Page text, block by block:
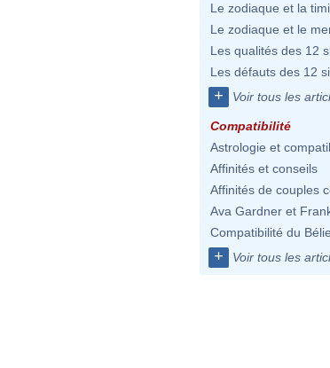
Le zodiaque et la
Le zodiaque et le
Les qualités des 12
Les défauts des 12
+ Voir tous les
Compatibilité
Astrologie et
Affinités et conseils
Affinités de couples
Ava Gardner et
Compatibilité du
+ Voir tous les